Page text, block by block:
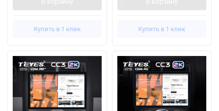
Купить в 1 клик Купить в 1 клик